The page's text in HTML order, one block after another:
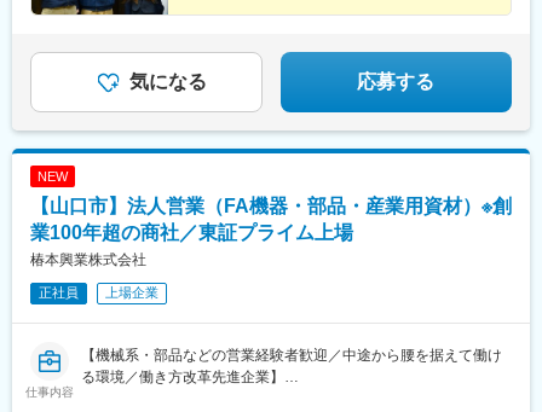
気になる 応募する
NEW
【山口市】法人営業（FA機器・部品・産業用資材）※創
業100年超の商社／東証プライム上場
椿本興業株式会社
正社員 上場企業
仕事内容
【機械系・部品などの営業経験者歓迎／中途から腰を据えて働け
る環境／働き方改革先進企業】